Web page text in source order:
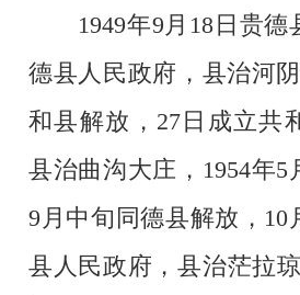
1949年9月18日贵
德县人民政府，县治河
和县解放，27日成立共
县治曲沟大庄，1954年5
9月中旬同德县解放，10
县人民政府，县治茫拉